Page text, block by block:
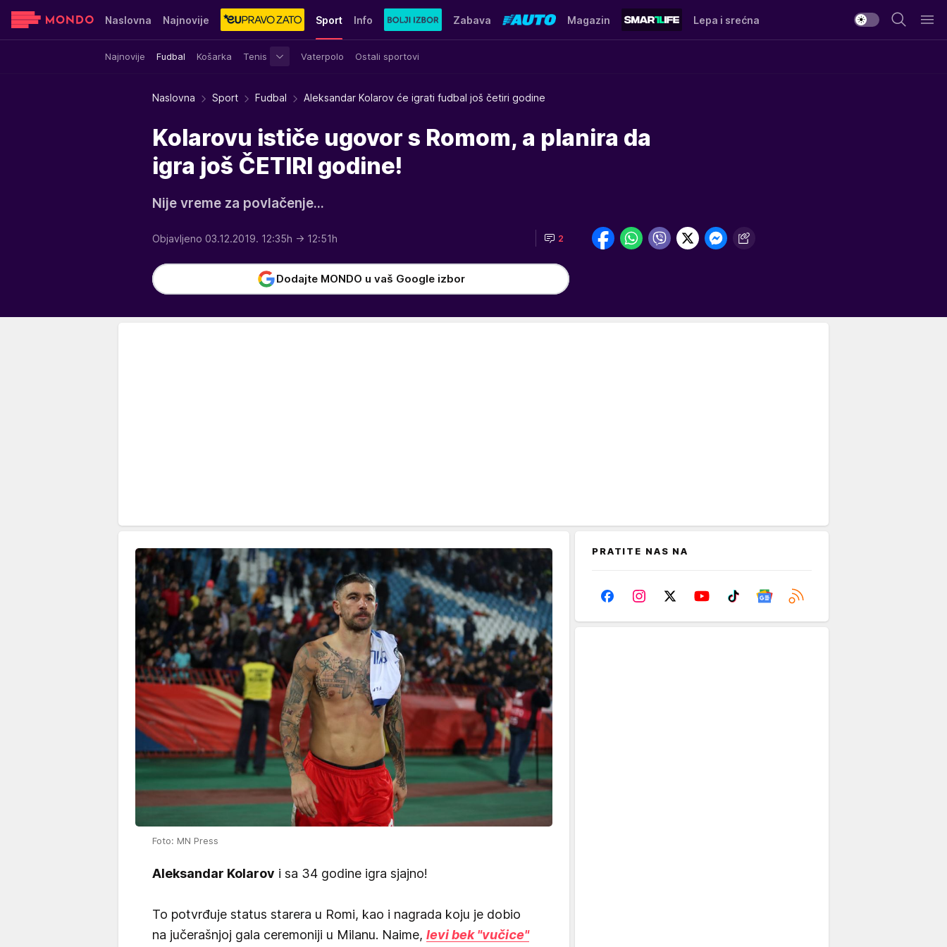
Naslovna Najnovije Sport
Najnovije Fudbal Košarka Tenis Vaterpolo Ostali sportovi
Info Zabava Magazin Lepa i srećna
Sensa Stvar ukusa Yumama
Naslovna Sport Fudbal Aleksandar Kolarov će igrati fudbal još četiri godine
Kolarovu ističe ugovor s Romom, a planira da
igra još ČETIRI godine!
Nije vreme za povlačenje...
Objavljeno 03.12.2019. 12:35h → 12:51h 2
Dodajte MONDO u vaš Google izbor
Foto: MN Press
Aleksandar Kolarov i sa 34 godine igra sjajno!
To potvrđuje status starera u Romi, kao i nagrada koju je dobio
na jučerašnjoj gala ceremoniji u Milanu. Naime, levi bek "vučice"
PRATITE NAS NA